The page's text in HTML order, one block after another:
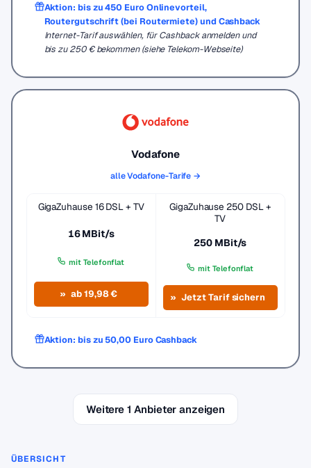
Aktion: bis zu 450 Euro Onlinevorteil,
Routergutschrift (bei Routermiete) und Cashback
Internet-Tarif auswählen, für Cashback anmelden und
bis zu 250 € bekommen (siehe Telekom-Webseite)
Vodafone
alle Vodafone-Tarife →
GigaZuhause 16 DSL + TV
16 MBit/s
mit Telefonflat
ab 19,98 €
GigaZuhause 250 DSL +
TV
250 MBit/s
mit Telefonflat
Jetzt Tarif sichern
Aktion: bis zu 50,00 Euro Cashback
Weitere 1 Anbieter anzeigen
ÜBERSICHT